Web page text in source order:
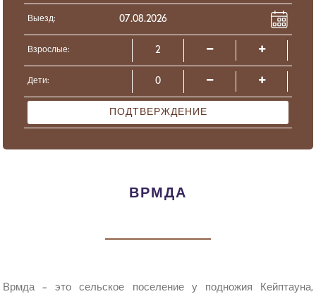
Выезд:
Взрослые:
Дети:
ПОДТВЕРЖДЕНИЕ
ВРМДА
Врмда - это сельское поселение у подножия Кейптауна,